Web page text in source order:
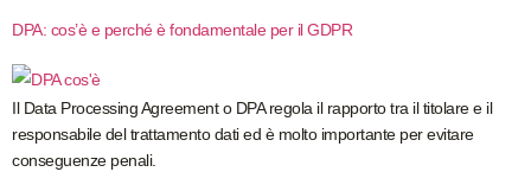
DPA: cos’è e perché è fondamentale per il GDPR
Il Data Processing Agreement o DPA regola il rapporto tra il titolare e il
responsabile del trattamento dati ed è molto importante per evitare
conseguenze penali.